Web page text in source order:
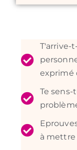
T'arrive-
exprimé
Te
à mettre